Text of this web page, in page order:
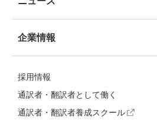
企業情報
採用情報
通訳者・翻訳者として働く
通訳者・翻訳者養成スクール